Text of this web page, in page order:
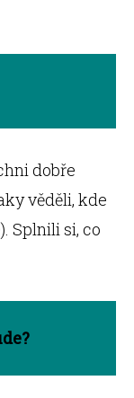
dobře
věděli, kde
Splnili si, co